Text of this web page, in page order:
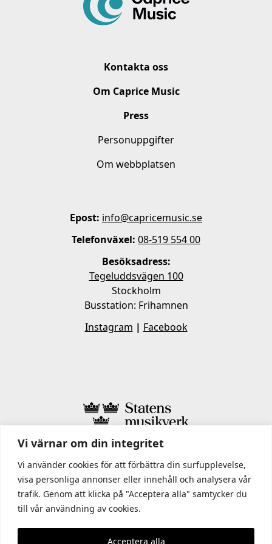
Vi värnar om din integritet
Vi använder cookies för att förbättra din surfupplevelse,
visa personliga annonser eller innehåll och analysera vår
trafik. Genom att klicka på "Acceptera alla" samtycker du
till vår användning av cookies.
Acceptera alla
Kontakta oss
Om Caprice Music
Press
Personuppgifter
Om webbplatsen
Epost: info@capricemusic.se
Telefonväxel: 08-519 554 00
Besöksadress:
Tegeluddsvägen 100
Stockholm
Busstation: Frihamnen
Instagram | Facebook
I STATENS MUSIKVERK INGÅR